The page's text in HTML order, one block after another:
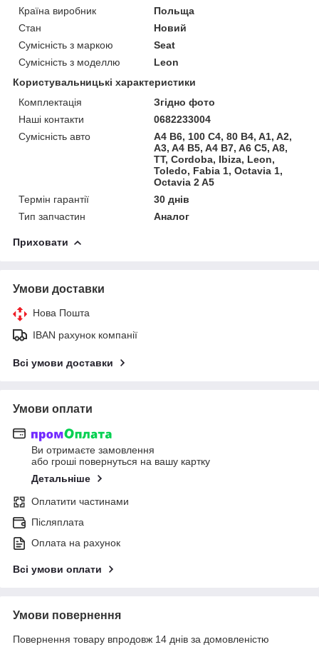
Країна виробник
Польща
Стан
Новий
Сумісність з маркою
Seat
Сумісність з моделлю
Leon
Користувальницькі характеристики
Комплектація
Згідно фото
Наші контакти
0682233004
Сумісність авто
A4 B6, 100 C4, 80 B4, A1, A2,
A3, A4 B5, A4 B7, A6 C5, A8,
TT, Cordoba, Ibiza, Leon,
Toledo, Fabia 1, Octavia 1,
Octavia 2 A5
Термін гарантії
30 днів
Тип запчастин
Аналог
Приховати
Умови доставки
Нова Пошта
IBAN рахунок компанії
Всі умови доставки
Умови оплати
Ви отримаєте замовлення
або гроші повернуться на вашу картку
Детальніше
Оплатити частинами
Післяплата
Оплата на рахунок
Всі умови оплати
Умови повернення
Повернення товару впродовж 14 днів за домовленістю